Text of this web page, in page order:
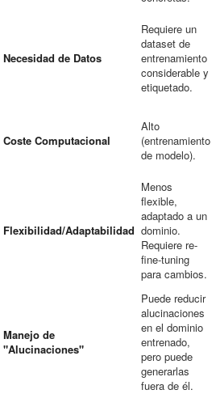
Necesidad de Datos
Requiere un
dataset de
entrenamiento
considerable y
etiquetado.
Coste Computacional
Alto
(entrenamiento
de modelo).
Flexibilidad/Adaptabilidad
Menos
flexible,
adaptado a un
dominio.
Requiere re-
fine-tuning
para cambios.
Manejo de
"Alucinaciones"
Puede reducir
alucinaciones
en el dominio
entrenado,
pero puede
generarlas
fuera de él.